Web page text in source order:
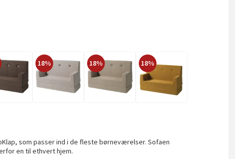
18% 18% 18%
som passer ind i de fleste børneværelser. Sofaen
en til ethvert hjem.